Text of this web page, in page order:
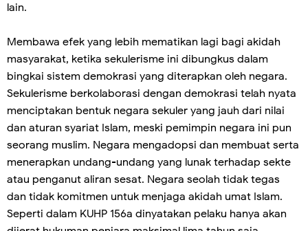
lain.
Membawa efek yang lebih mematikan lagi bagi akidah
masyarakat, ketika sekulerisme ini dibungkus dalam
bingkai sistem demokrasi yang diterapkan oleh negara.
Sekulerisme berkolaborasi dengan demokrasi telah nyata
menciptakan bentuk negara sekuler yang jauh dari nilai
dan aturan syariat Islam, meski pemimpin negara ini pun
seorang muslim. Negara mengadopsi dan membuat serta
menerapkan undang-undang yang lunak terhadap sekte
atau penganut aliran sesat. Negara seolah tidak tegas
dan tidak komitmen untuk menjaga akidah umat Islam.
Seperti dalam KUHP 156a dinyatakan pelaku hanya akan